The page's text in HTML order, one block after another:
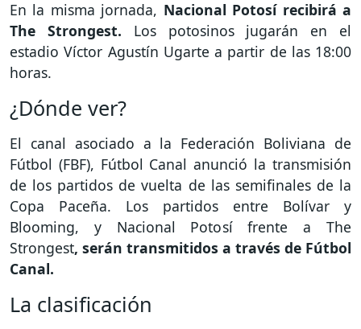
En la misma jornada, Nacional Potosí recibirá a
The Strongest. Los potosinos jugarán en el
estadio Víctor Agustín Ugarte a partir de las 18:00
horas.
¿Dónde ver?
El canal asociado a la Federación Boliviana de
Fútbol (FBF), Fútbol Canal anunció la transmisión
de los partidos de vuelta de las semifinales de la
Copa Paceña. Los partidos entre Bolívar y
Blooming, y Nacional Potosí frente a The
Strongest, serán transmitidos a través de Fútbol
Canal.
La clasificación